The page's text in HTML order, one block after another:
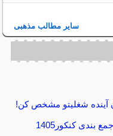
سایر مطالب مذهبی
آینده شغلیتو مشخص کن!
جمع بندی کنکور1405